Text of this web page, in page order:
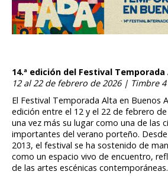
14.ª edición del Festival
12 al 22 de febrero de 2026 | Timbre 4
El Festival Temporada Alta en Buenos
edición entre el 12 y el 22 de febrero
una vez más su lugar como una de las
importantes del verano porteño.
2013, el festival se ha sostenido de
como un espacio vivo de encuentro,
de las artes escénicas contemporáneas.